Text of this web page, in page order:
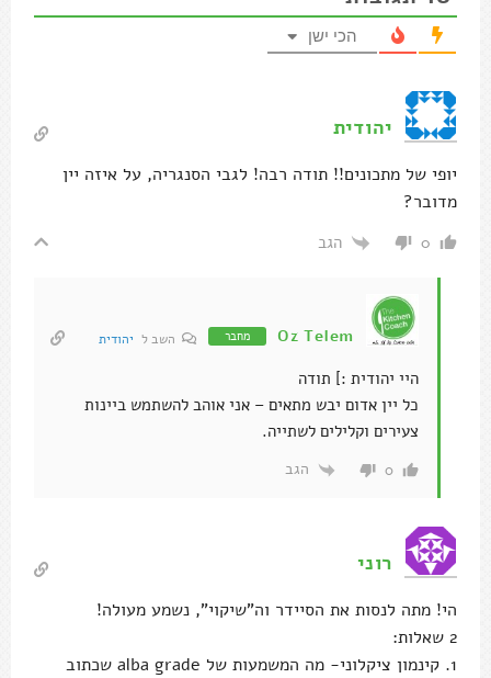
הכי ישן
יהודית
יופי של מתכונים!! תודה רבה! לגבי הסנגריה, על איזה יין
מדובר?
0 הגב
Oz Telem מחבר השב ל יהודית
היי יהודית :] תודה
כל יין אדום יבש מתאים – אני אוהב להשתמש ביינות
צעירים וקלילים לשתייה.
0 הגב
רוני
הי! מתה לנסות את הסיידר וה"שיקוי", נשמע מעולה!
2 שאלות:
1. קינמון ציקלוני- מה המשמעות של alba grade שכתוב